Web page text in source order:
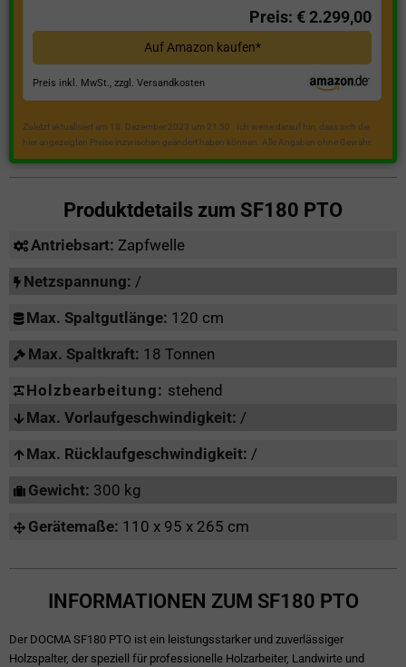
Preis: € 2.299,00
Auf Amazon kaufen*
Preis inkl. MwSt., zzgl. Versandkosten
Zuletzt aktualisiert am 18. Dezember 2023 um 21:50 . Ich weise darauf hin, dass sich die
hier angezeigten Preise inzwischen geändert haben können. Alle Angaben ohne Gewähr.
Produktdetails zum SF180 PTO
Antriebsart: Zapfwelle
Netzspannung: /
Max. Spaltgutlänge: 120 cm
Max. Spaltkraft: 18 Tonnen
Holzbearbeitung: stehend
Max. Vorlaufgeschwindigkeit: /
Max. Rücklaufgeschwindigkeit: /
Gewicht: 300 kg
Gerätemaße: 110 x 95 x 265 cm
INFORMATIONEN ZUM SF180 PTO
Der DOCMA SF180 PTO ist ein leistungsstarker und zuverlässiger
Holzspalter, der speziell für professionelle Holzarbeiter, Landwirte und